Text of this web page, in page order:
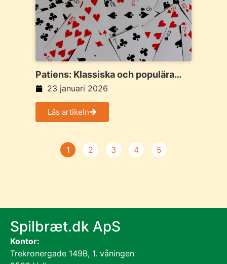
Patiens: Klassiska och populära
kortspel
23 januari 2026
Läs artikeln
1 2 3 4 5
Spilbræt.dk ApS
Kontor:
Trekronergade 149B, 1. våningen